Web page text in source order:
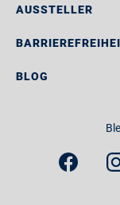
AUSSTELLER
BLOG